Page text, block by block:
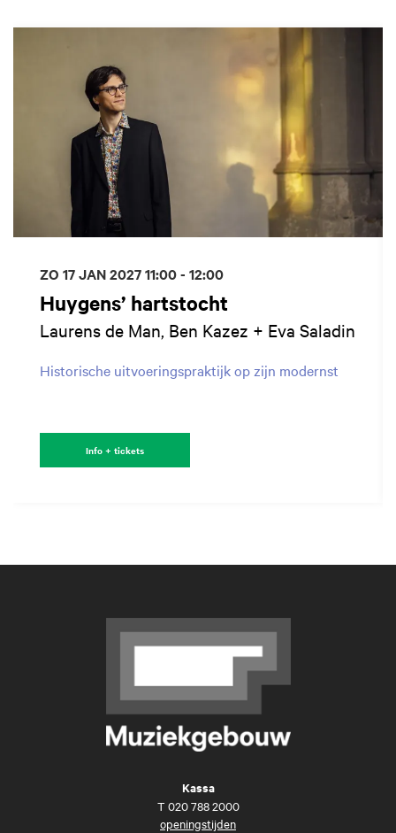
Huygens’ hartstocht
Laurens de Man, Ben Kazez + Eva Saladin
Historische uitvoeringspraktijk op zijn modernst
ZO 17 JAN 202711:00 - 12:00
Info + tickets
Kassa
T 020 788 2000
openingstijden